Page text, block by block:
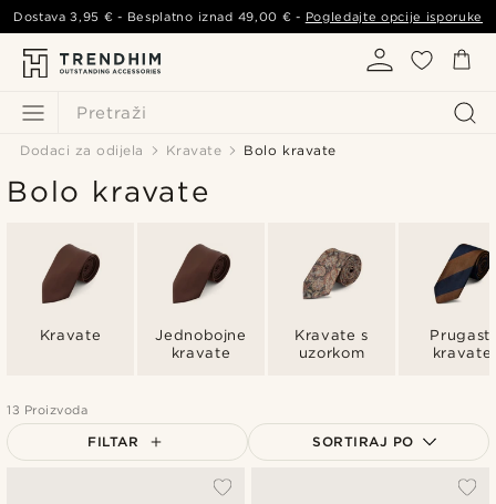
Pretraži
Dostava3,95 € - Besplatno iznad 49,00 € - Pogledajte opcije isporuke
Dodaci za odijela Kravate Bolo kravate
Bolo kravate
Kravate
Jednobojne
kravate
Kravate s
uzorkom
Prugasti
kravate
13 Proizvoda
FILTAR SORTIRAJ PO